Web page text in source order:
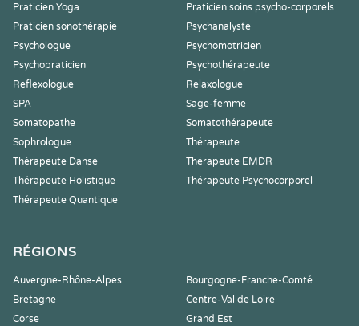
Praticien Yoga
Praticien soins psycho-corporels
Praticien sonothérapie
Psychanalyste
Psychologue
Psychomotricien
Psychopraticien
Psychothérapeute
Reflexologue
Relaxologue
SPA
Sage-femme
Somatopathe
Somatothérapeute
Sophrologue
Thérapeute
Thérapeute Danse
Thérapeute EMDR
Thérapeute Holistique
Thérapeute Psychocorporel
Thérapeute Quantique
RÉGIONS
Auvergne-Rhône-Alpes
Bourgogne-Franche-Comté
Bretagne
Centre-Val de Loire
Corse
Grand Est